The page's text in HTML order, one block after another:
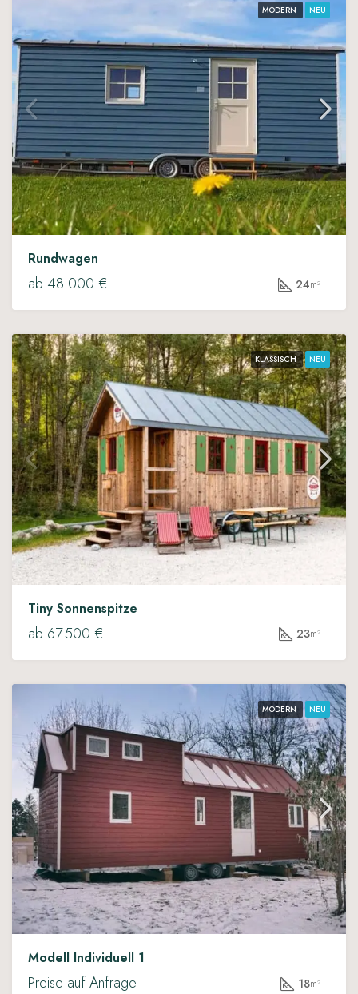
MODERN NEU
Rundwagen
ab 48.000 € 24m²
KLASSISCH NEU
Tiny Sonnenspitze
ab 67.500 € 23m²
MODERN NEU
Modell Individuell 1
Preise auf Anfrage 18m²